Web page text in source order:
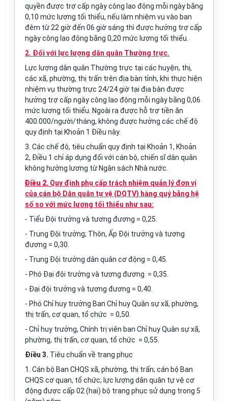
quyền được trợ cấp ngày công lao động mỗi ngày bằng
0,10 mức lương tối thiểu, nếu làm nhiệm vụ vào ban
đêm từ 22 giờ đến 06 giờ sáng thì được hưởng trợ cấp
ngày công lao động bằng 0,20 mức lương tối thiểu.
2. Đối với lực lượng dân quân Thường trực.
Lực lượng dân quân Thường trực tại các huyện, thị,
các xã, phường, thị trấn trên địa bàn tỉnh, khi thực hiện
nhiệm vụ thường trực 24/24 giờ tại địa bàn được
hưởng trợ cấp ngày công lao động mỗi ngày bằng 0,06
mức lương tối thiểu. Ngoài ra được hỗ trợ tiền ăn
400.000/người/tháng, không được hưởng các chế độ
quy định tại Khoản 1 Điều này.
3. Các chế độ, tiêu chuẩn quy định tại Khoản 1, Khoản
2, Điều 1 chỉ áp dụng đối với cán bộ, chiến sĩ dân quân
không hưởng lương từ Ngân sách Nhà nước.
Điều 2. Quy định phụ cấp trách nhiệm quản lý đơn vị
của cán bộ Dân quân tự vệ (DQTV) hàng quý bằng hệ
số so với mức lương tối thiểu như sau:
- Tiểu Đội trưởng và tương đương = 0,25.
- Trung Đội trưởng; Thôn, Ấp Đội trưởng và tương
đương = 0,30.
- Trung Đội trưởng dân quân cơ động = 0,45.
- Phó Đại đội trưởng và tương đương = 0,35.
- Đại đội trưởng và tương đương = 0,40.
- Phó Chỉ huy trưởng Ban Chỉ huy Quân sự xã, phường,
thị trấn, cơ quan, tổ chức = 0,50.
- Chỉ huy trưởng, Chính trị viên ban Chỉ huy Quân sự xã,
phường, thị trấn, cơ quan, tổ chức = 0,55.
Điều 3. Tiêu chuẩn về trang phục
1. Cán bộ Ban CHQS xã, phường, thị trấn; cán bộ Ban
CHQS cơ quan, tổ chức; lực lượng dân quân tự vệ cơ
động được cấp 02 (hai) bộ trang phục sử dụng trong 5